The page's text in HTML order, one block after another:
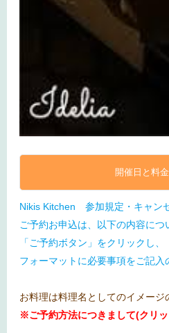
開催日と料
Nikis Kitchen 参加規定・キャン
ご予約お申込は、以下の内容につ
「ご予約ボタン」をクリックし、
フォーマットに必要事項をご記入
お料理は料理名としてのイメー
※ご予約方法につきまして(クリッ